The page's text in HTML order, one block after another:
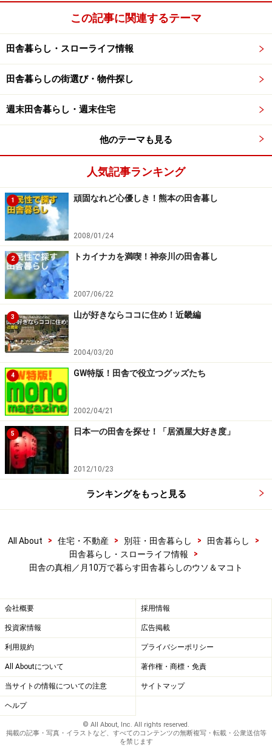
いけない。都会と比べれば、ほとんどの人が収入減とな
るのは当り前なんですから。
消費支出＋消費支出って何のこと？
「月10万円」体験者のエピソードを、改めてチェックし
てみました。すると、収入の中から強制的に支払わされ
る、直接税や社会保険料の記述が見当たらない！
つまり、地方税（県民税や住民税）や固定資産税、国民
健康保険料、マイカー維持費（月々のローン・車検代・
税金・保険料）といった支出（いわゆる非消費支出）が
明示されていません。
一方、個人・家族が生活を維持するための支出が「消費
支出」。食費や住居費、光熱費、教育費といった生活費
（家計費）のことですね。この消費支出だけなら、何と
か月10万円（年120万円）程度で田舎暮らしをやり繰り
できそうですが……。
自給自足が原則、車も要らない、ガスも灯油も一切使わ
ない、税金・保険料なんか関係ないといった超節約生活
ができるのは、あの無人島0円生活の「よゐこ」だけ。
せめて、のんびりと田舎時間だけは楽しみたい我が家に
は、年70万前後の生活費以外（非消費支出）の支出を加
年190万円で暮らせる田舎暮らし
画像はイメージです
消費支出が月10万円（年120万円）、プラス非消費支出
（年70万円）。これならギリギリやっていけそうです。
油断しないで、生活費（家計費）を節約しましょう。
家庭菜園でプチ自給自足、燃費の良い軽トラ・自転車の
活用、地元住民向け公共温泉の利用等々、田舎ならでは
この記事に関連するテーマ
田舎暮らし・スローライフ情報
田舎暮らしの街選び・物件探し
週末田舎暮らし・週末住宅
他のテーマも見る
人気記事ランキング
1 頑固なれど心優しき！熊本の田舎暮し
2008/01/24
2 トカイナカを満喫！神奈川の田舎暮し
2007/06/22
3 山が好きならココに住め！近畿編
2004/03/20
4 GW特版！田舎で役立つグッズたち
2002/04/21
5 日本一の田舎を探せ！「居酒屋大好き度」
2012/10/23
ランキングをもっと見る
All About > 住宅・不動産 > 別荘・田舎暮らし > 田舎暮らし
>
田舎暮らし・スローライフ情報
>
田舎の真相／月10万で暮らす田舎暮らしのウソ＆マコト
会社概要 採用情報
投資家情報 広告掲載
利用規約 プライバシーポリシー
All Aboutについて 著作権・商標・免責
当サイトの情報についての注意 サイトマップ
ヘルプ
© All About, Inc. All rights reserved.
掲載の記事・写真・イラストなど、すべてのコンテンツの無断複写・転載・公衆送信等
を禁じます